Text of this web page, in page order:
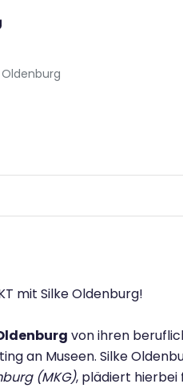
Oldenburg
mit Silke Oldenburg!
von ihren
an Museen. Silke
(MKG), plädiert hierbei